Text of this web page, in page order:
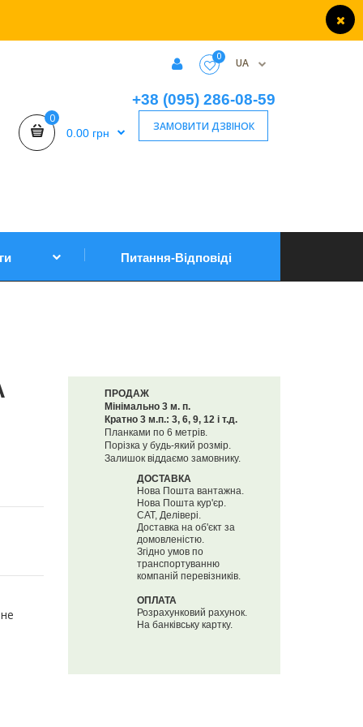
0 UA
0
0.00 грн
+38 (095) 286-08-59
ЗАМОВИТИ ДЗВІНОК
Питання-Відповіді
ПРОДАЖ
Мінімально 3 м. п.
Кратно 3 м.п.: 3, 6, 9, 12 і т.д.
Планками по 6 метрів.
Порізка у будь-який розмір.
Залишок віддаємо замовнику.
ДОСТАВКА
Нова Пошта вантажна.
Нова Пошта кур'єр.
САТ, Делівері.
Доставка на об'єкт за
домовленістю.
Згідно умов по
транспортуванню
компаній перевізників.
ОПЛАТА
Розрахунковий рахунок.
На банківську картку.